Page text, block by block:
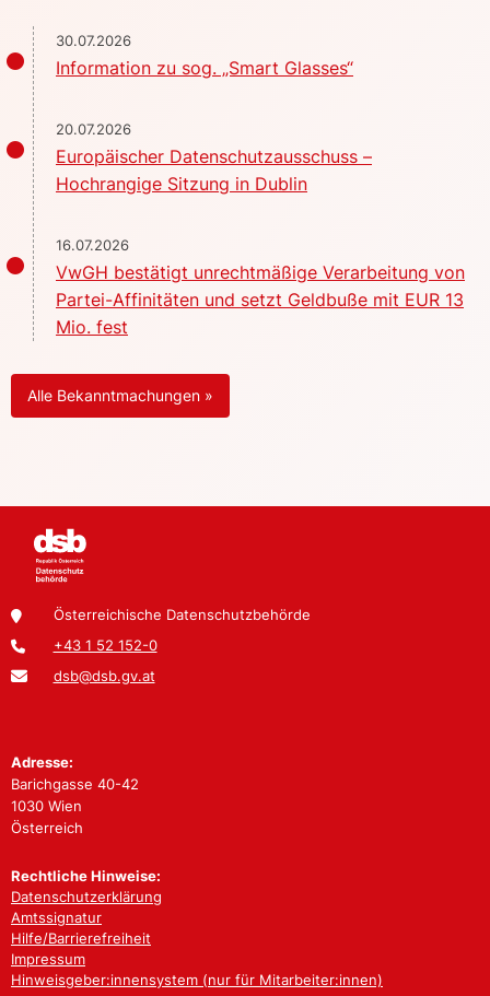
30.07.2026
Information zu sog. „Smart Glasses“
20.07.2026
Europäischer Datenschutzausschuss –
Hochrangige Sitzung in Dublin
16.07.2026
VwGH bestätigt unrechtmäßige Verarbeitung von
Partei-Affinitäten und setzt Geldbuße mit EUR 13
Mio. fest
Alle Bekanntmachungen »
Österreichische Datenschutzbehörde
+43 1 52 152-0
dsb@dsb.gv.at
Adresse:
Barichgasse 40-42
1030 Wien
Österreich
Rechtliche Hinweise:
Datenschutzerklärung
Amtssignatur
Hilfe/Barrierefreiheit
Impressum
Hinweisgeber:innensystem (nur für Mitarbeiter:innen)